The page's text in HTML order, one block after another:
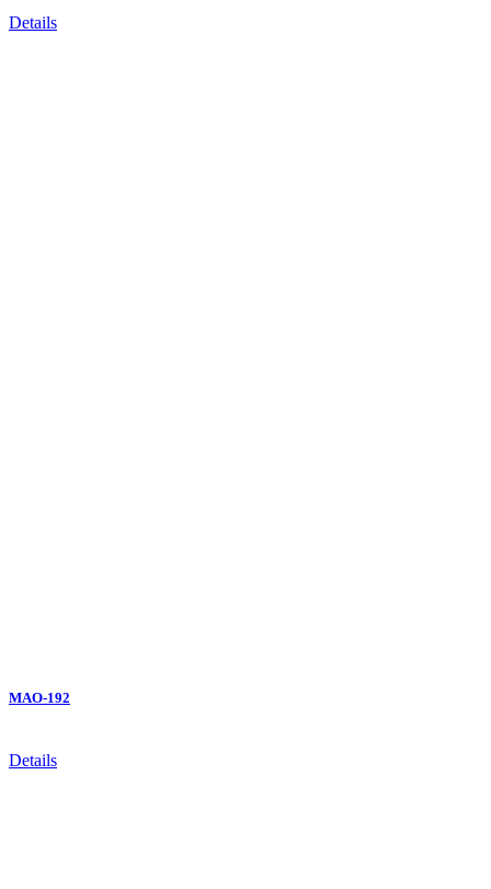
Details
MAO-192
Details